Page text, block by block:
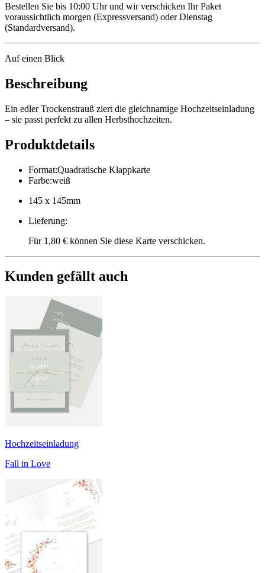
Bestellen Sie bis 10:00 Uhr und wir verschicken Ihr Paket
voraussichtlich morgen (Expressversand) oder Dienstag
(Standardversand).
Auf einen Blick
Beschreibung
Ein edler Trockenstrauß ziert die gleichnamige Hochzeitseinladung
– sie passt perfekt zu allen Herbsthochzeiten.
Produktdetails
Format:Quadratische Klappkarte
Farbe:weiß
145 x 145mm
Lieferung:
Für 1,80 € können Sie diese Karte verschicken.
Kunden gefällt auch
Hochzeitseinladung
Fall in Love